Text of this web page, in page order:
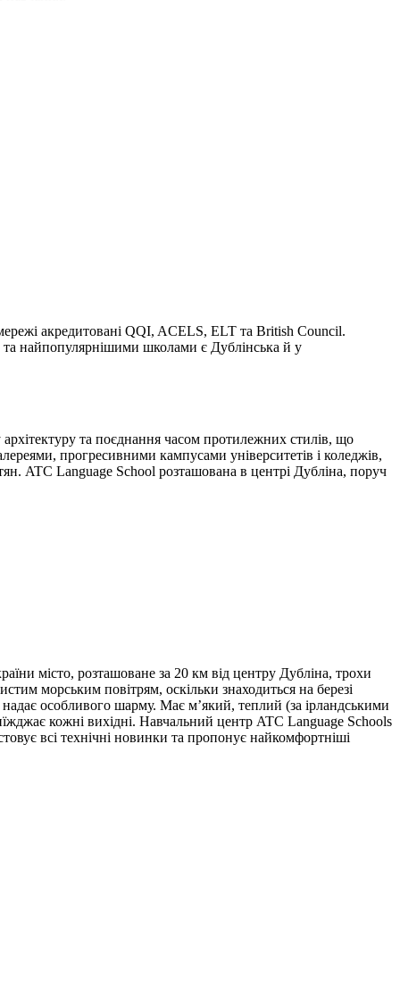
акредитовані QQI, ACELS, ELT та British Council.
та найпопулярнішими школами є Дублінська й у
архітектуру та поєднання часом протилежних стилів, що
прогресивними кампусами університетів і коледжів,
ATC Language School розташована в центрі Дубліна, поруч
місто, розташоване за 20 км від центру Дубліна, трохи
морським повітрям, оскільки знаходиться на березі
особливого шарму. Має м’який, теплий (за ірландськими
кожні вихідні. Навчальний центр ATC Language Schools
всі технічні новинки та пропонує найкомфортніші